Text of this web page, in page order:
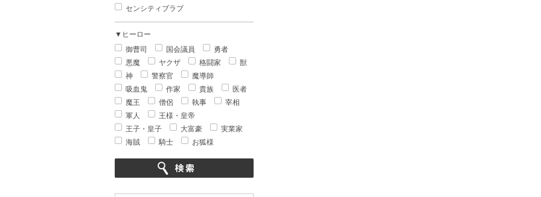
センシティブラブ
▼ヒーロー
御曹司
国会議員
勇者
悪魔
ヤクザ 格闘家
獣
神
警察官
魔導師
吸血鬼
作家 貴族
医者
魔王
僧侶 執事
宰相
軍人
王様・皇帝
王子・皇子
大富豪
実業家
海賊
騎士 お狐様